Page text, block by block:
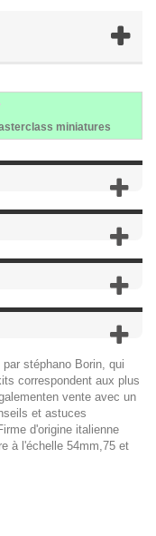
miniatures
stéphano Borin, qui
correspondent aux plus
vente avec un
et astuces
d'origine italienne
à l'échelle 54mm,75 et